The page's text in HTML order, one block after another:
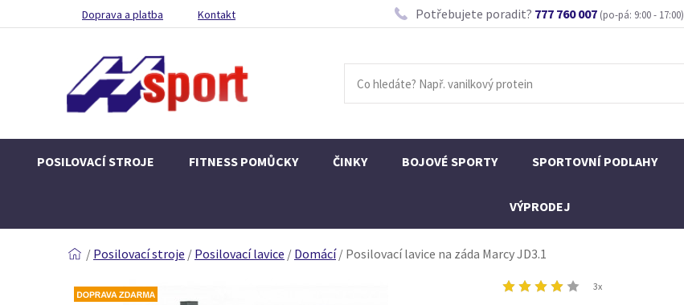
Doprava a platba Kontakt Potřebujete poradit? 777 760 007 (po-pá: 9:00 - 17:00)
POSILOVACÍ STROJE FITNESS POMŮCKY ČINKY BOJOVÉ SPORTY SPORTOVNÍ PODLAHY
VÝPRODEJ
/ Posilovací stroje / Posilovací lavice / Domácí / Posilovací lavice na záda Marcy JD3.1
3x